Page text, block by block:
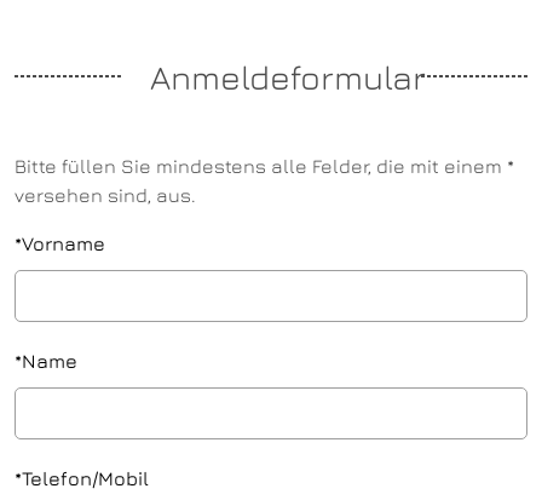
Anmeldeformular
Bitte füllen Sie mindestens alle Felder, die mit einem *
versehen sind, aus.
*Vorname
*Name
*Telefon/Mobil